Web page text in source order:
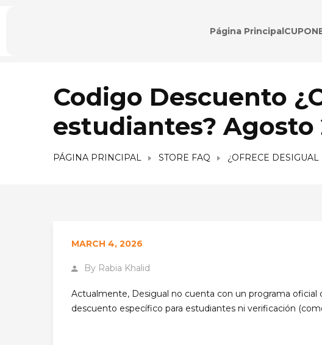
Página Principal
Codigo Descuento
estudiantes? Agosto
PÁGINA PRINCIPAL STORE FAQ ¿OFRECE
MARCH 4, 2026
By Rabia Khalid
Actualmente, Desigual no cuenta con un programa
descuento específico para estudiantes ni verificación